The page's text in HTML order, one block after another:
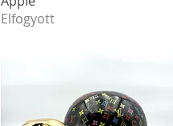
Elfogyott